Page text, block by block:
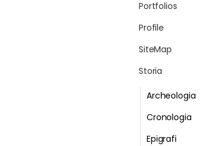
Portfolios
Profile
SiteMap
Storia
Archeologia
Cronologia
Epigrafi